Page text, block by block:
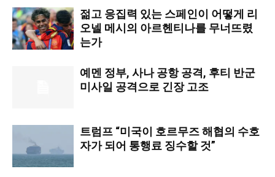
젊고 응집력 있는 스페인이 어떻게 리
오넬 메시의 아르헨티나를 무너뜨렸
는가
예멘 정부, 사나 공항 공격, 후티 반군
미사일 공격으로 긴장 고조
트럼프 “미국이 호르무즈 해협의 수호
자가 되어 통행료 징수할 것”